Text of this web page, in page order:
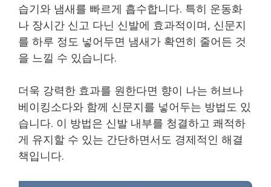
습기와 냄새를 빠르게 흡수합니다. 특히 운동화
나 장시간 신고 다닌 신발에 효과적이며, 신문지
를 하루 정도 넣어두면 냄새가 확연히 줄어든 것
을 느낄 수 있습니다.
더욱 강력한 효과를 원한다면 향이 나는 허브나
베이킹소다와 함께 신문지를 넣어두는 방법도 있
습니다. 이 방법은 신발 내부를 청결하고 쾌적하
게 유지할 수 있는 간단하면서도 경제적인 해결
책입니다.